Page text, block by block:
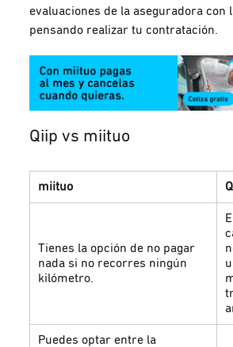
evaluaciones de la aseguradora con
pensando realizar tu contratación.
Qiip vs miituo
miituo
Tienes la opción de no pagar
nada si no recorres ningún
kilómetro.
Puedes optar entre la